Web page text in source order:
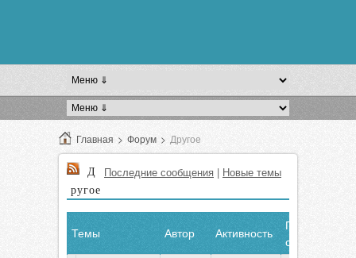
Главная > Форум > Другое
Последние сообщения | Новые темы
Д
ругое
Темы Автор Активность
Последнее
сообщение